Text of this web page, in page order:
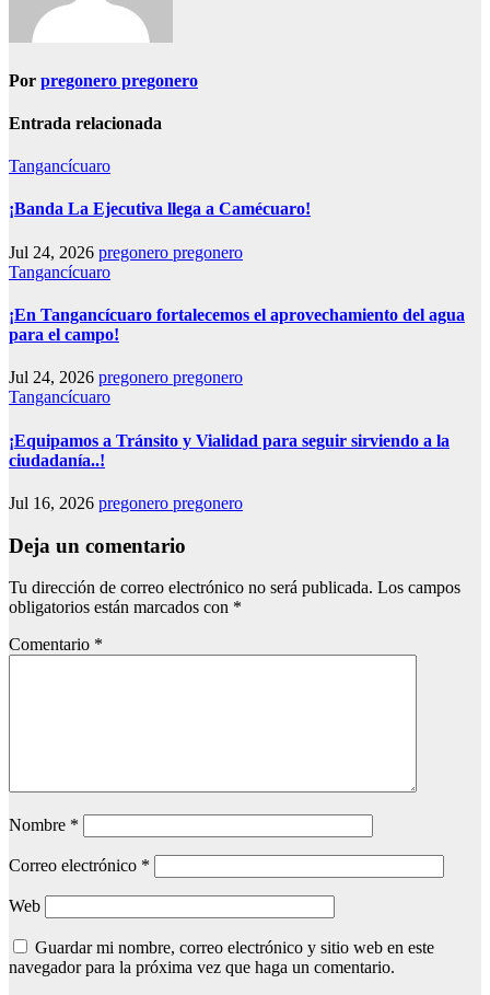
Por pregonero pregonero
Entrada relacionada
Tangancícuaro
¡Banda La Ejecutiva llega a Camécuaro!
Jul 24, 2026 pregonero pregonero
Tangancícuaro
¡En Tangancícuaro fortalecemos el aprovechamiento del agua
para el campo!
Jul 24, 2026 pregonero pregonero
Tangancícuaro
¡Equipamos a Tránsito y Vialidad para seguir sirviendo a la
ciudadanía..!
Jul 16, 2026 pregonero pregonero
Deja un comentario
Tu dirección de correo electrónico no será publicada. Los campos
obligatorios están marcados con *
Comentario *
Nombre *
Correo electrónico *
Web
Guardar mi nombre, correo electrónico y sitio web en este
navegador para la próxima vez que haga un comentario.